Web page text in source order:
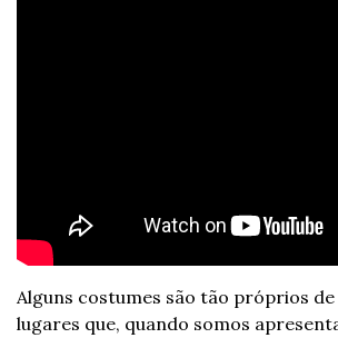
Alguns costumes são tão próprios
lugares que, quando somos